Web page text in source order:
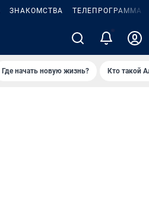
ЗНАКОМСТВА ТЕЛЕПРОГРАММА
Где начать новую жизнь? Кто такой